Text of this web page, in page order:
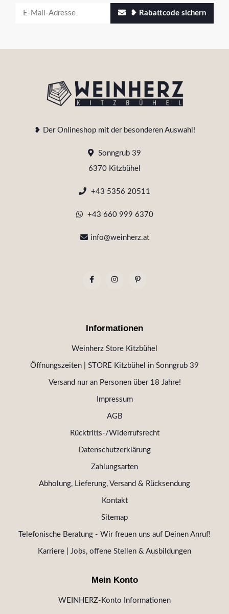
❥ Rabattcode sichern
❥ Der Onlineshop mit der besonderen Auswahl!
Sonngrub 39
6370 Kitzbühel
+43 5356 20511
+43 660 999 6370
info@weinherz.at
Informationen
Weinherz Store Kitzbühel
Öffnungszeiten | STORE Kitzbühel in Sonngrub 39
Versand nur an Personen über 18 Jahre!
Impressum
AGB
Rücktritts-/Widerrufsrecht
Datenschutzerklärung
Zahlungsarten
Abholung, Lieferung, Versand & Rücksendung
Kontakt
Sitemap
Telefonische Beratung - Wir freuen uns auf Deinen Anruf!
Karriere | Jobs, offene Stellen & Ausbildungen
Mein Konto
WEINHERZ-Konto Informationen